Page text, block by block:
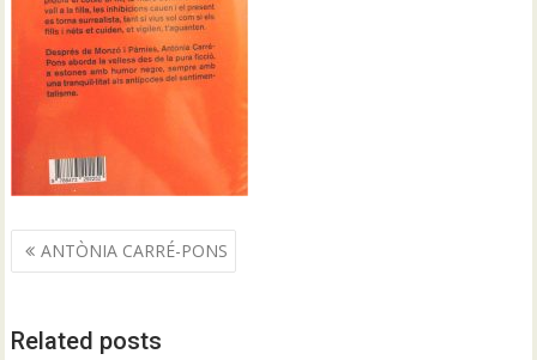
Navegació
d'entrades
ANTÒNIA CARRÉ-PONS
Related posts